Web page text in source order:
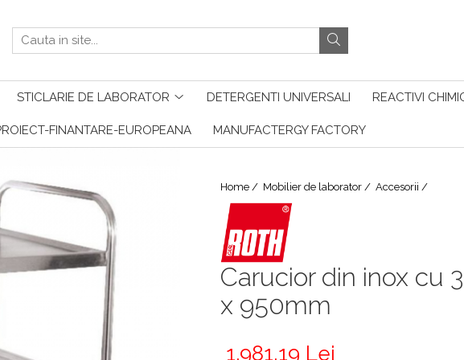
STICLARIE DE LABORATOR DETERGENTI UNIVERSALI REACTIVI
FINANTARE-EUROPEANA MANUFACTERGY FACTORY
Home / Mobilier de laborator / Accesorii /
Carucior din inox cu
x 950mm
1.981,19 Lei